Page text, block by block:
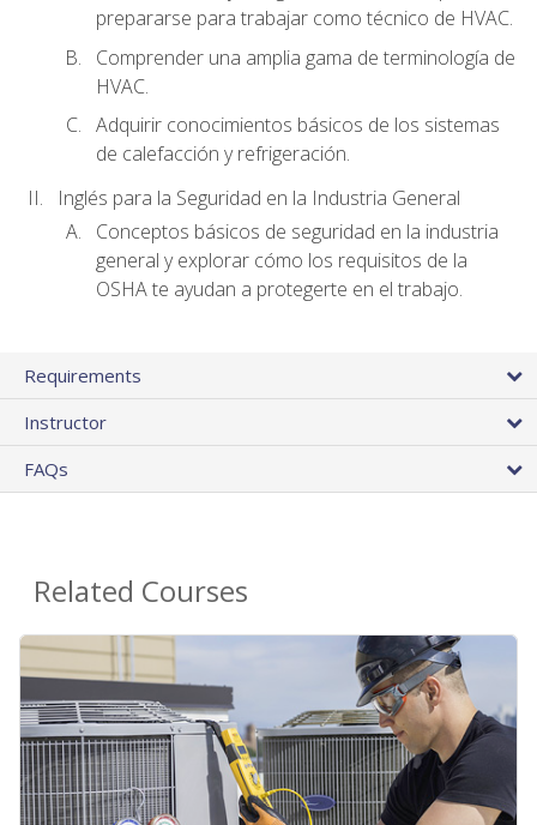
prepararse para trabajar como técnico de HVAC.
Comprender una amplia gama de terminología de
HVAC.
Adquirir conocimientos básicos de los sistemas
de calefacción y refrigeración.
Inglés para la Seguridad en la Industria General
Conceptos básicos de seguridad en la industria
general y explorar cómo los requisitos de la
OSHA te ayudan a protegerte en el trabajo.
Requirements
Instructor
FAQs
Related Courses